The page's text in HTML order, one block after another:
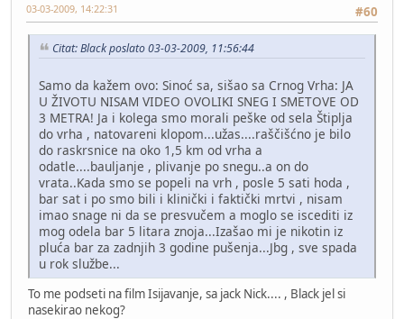
#60
03-03-2009, 14:22:31
Citat: Black poslato 03-03-2009, 11:56:44
Samo da kažem ovo: Sinoć sa, sišao sa Crnog Vrha: JA
U ŽIVOTU NISAM VIDEO OVOLIKI SNEG I SMETOVE OD
3 METRA! Ja i kolega smo morali peške od sela Štiplja
do vrha , natovareni klopom...užas....raščišćno je bilo
do raskrsnice na oko 1,5 km od vrha a
odatle....bauljanje , plivanje po snegu..a on do
vrata..Kada smo se popeli na vrh , posle 5 sati hoda ,
bar sat i po smo bili i klinički i faktički mrtvi , nisam
imao snage ni da se presvučem a moglo se iscediti iz
mog odela bar 5 litara znoja...Izašao mi je nikotin iz
pluća bar za zadnjih 3 godine pušenja...Jbg , sve spada
u rok službe...
To me podseti na film Isijavanje, sa jack Nick.... , Black jel si
nasekirao nekog?